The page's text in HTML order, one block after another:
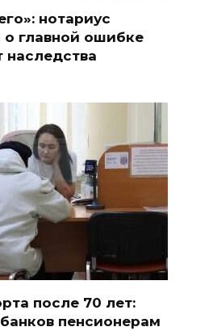
нотариус
главной ошибке
наследства
после 70 лет:
пенсионерам